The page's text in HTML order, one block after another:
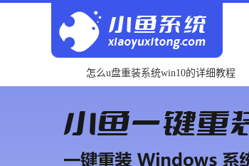
怎么u盘重装系统win10的详细教程